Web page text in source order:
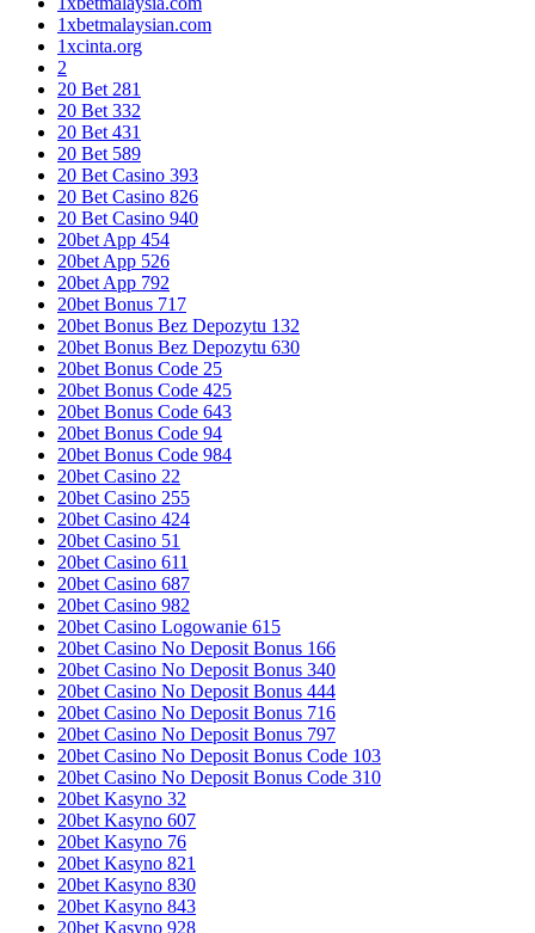
1xbetmalaysian.com
1xcinta.org
2
20 Bet 281
20 Bet 332
20 Bet 431
20 Bet 589
20 Bet Casino 393
20 Bet Casino 826
20 Bet Casino 940
20bet App 454
20bet App 526
20bet App 792
20bet Bonus 717
20bet Bonus Bez Depozytu 132
20bet Bonus Bez Depozytu 630
20bet Bonus Code 25
20bet Bonus Code 425
20bet Bonus Code 643
20bet Bonus Code 94
20bet Bonus Code 984
20bet Casino 22
20bet Casino 255
20bet Casino 424
20bet Casino 51
20bet Casino 611
20bet Casino 687
20bet Casino 982
20bet Casino Logowanie 615
20bet Casino No Deposit Bonus 166
20bet Casino No Deposit Bonus 340
20bet Casino No Deposit Bonus 444
20bet Casino No Deposit Bonus 716
20bet Casino No Deposit Bonus 797
20bet Casino No Deposit Bonus Code 103
20bet Casino No Deposit Bonus Code 310
20bet Kasyno 32
20bet Kasyno 607
20bet Kasyno 76
20bet Kasyno 821
20bet Kasyno 830
20bet Kasyno 843
20bet Kasyno 928